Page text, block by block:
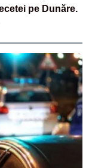
pe Dunăre.